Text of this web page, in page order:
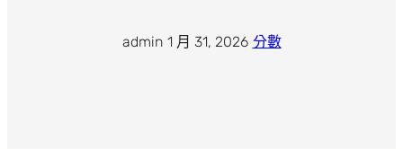
admin· 1 月 31, 2026· 分數